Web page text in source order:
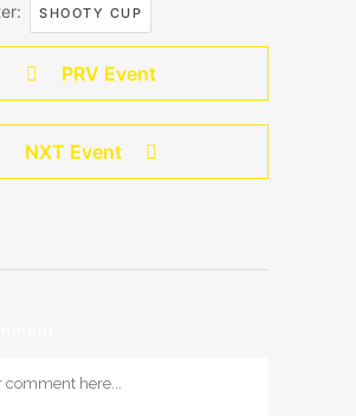
SHOOTY CUP
PRV Event
NXT Event